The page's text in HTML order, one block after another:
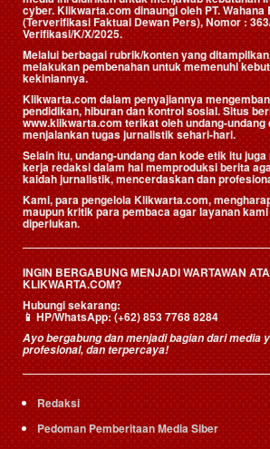
cyber. Klikwarta.com dinaungi oleh PT.
(Terverifikasi Faktual Dewan Pers), Nomor :
Verifikasi/K/X/2025.
Melalui berbagai rubrik/konten yang
melakukan pembenahan untuk memenuhi
kekiniannya.
Klikwarta.com dalam penyajiannya
pendidikan, hiburan dan kontrol sosial. Situs
www.klikwarta.com terikat oleh undang-undang
menjalankan tugas jurnalistik sehari-hari.
Selain itu, undang-undang dan kode etik itu
kerja redaksi dalam hal memproduksi berita
kaidah jurnalistik, mencerdaskan dan
Kami, para pengelola Klikwarta.com,
maupun kritik para pembaca agar layanan
diperlukan.
INGIN BERGABUNG MENJADI WARTAWAN
KLIKWARTA.COM?
Hubungi sekarang:
📱HP/WhatsApp:(+62) 853 7768 8284
Ayo bergabung dan menjadi bagian dari media
profesional, dan terpercaya!
Redaksi
Pedoman Pemberitaan Media Siber